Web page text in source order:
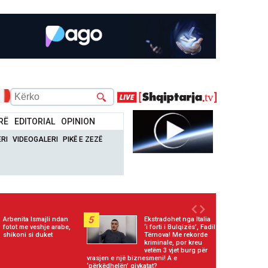
EDITORIAL OPINION
VIDEOGALERI PIKË E ZEZË
Arbenita Ismajli ndan
fotot me veshje arabe,
shikoni si duket
5
Ekstradohet nga Italia
‘i forti i Bulqizës’, Fadil
Tërnova! Me rekorde
kriminale, por kreu
vetëm 3 vjet burg për
vrasjen e një biznesmeni! A e
‘përkëdhelën’ gjykatat?